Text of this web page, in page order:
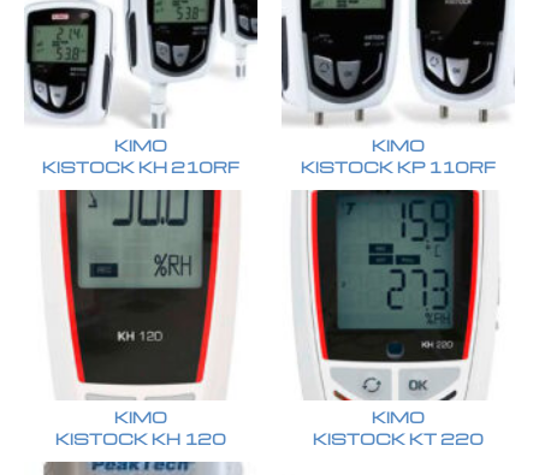
KIMO
KISTOCK KH 210RF
KIMO
KISTOCK KP 110RF
KIMO
KISTOCK KH 120
KIMO
KISTOCK KT 220